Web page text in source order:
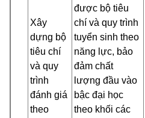
Xây
dựng bộ
tiêu chí
và quy
trình
đánh giá
theo
được bộ tiêu
chí và quy trình
tuyển sinh theo
năng lực, bảo
đảm chất
lượng đầu vào
bậc đại học
theo khối các